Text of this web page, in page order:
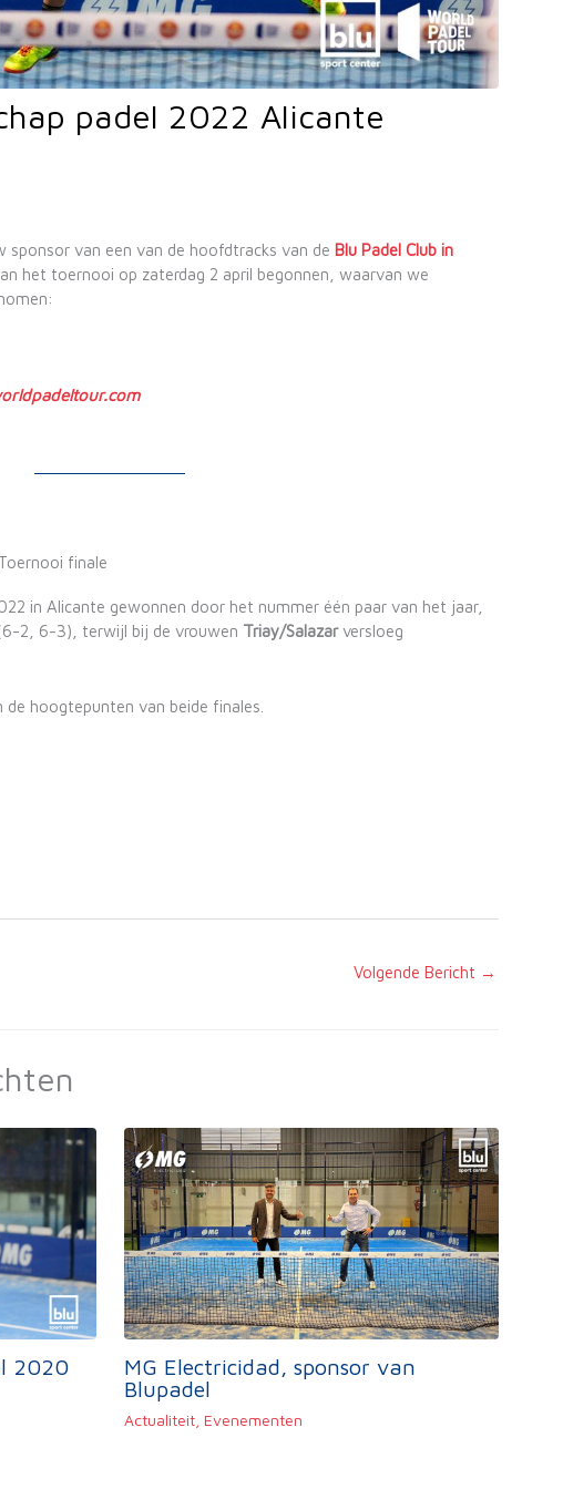
padel 2022 Alicante
sponsor van een van de hoofdtracks van de Blu Padel Club in
het toernooi op zaterdag 2 april begonnen, waarvan we
finale
in Alicante gewonnen door het nummer één paar van het jaar,
2, 6-3), terwijl bij de vrouwen Triay/Salazarversloeg
hoogtepunten van beide finales.
Volgende Bericht →
2020
MG Electricidad, sponsor van
Blupadel
Actualiteit, Evenementen